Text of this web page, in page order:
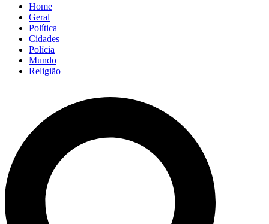
Home
Geral
Política
Cidades
Polícia
Mundo
Religião